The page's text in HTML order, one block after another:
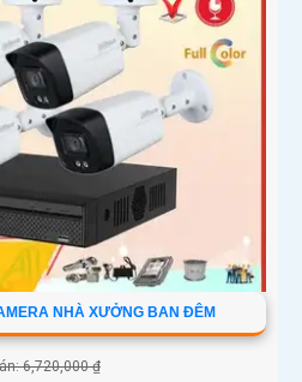
NHÀ XƯỞNG BAN ĐÊM
6,720,000 ₫